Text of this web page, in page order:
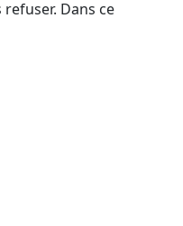
Dans ce